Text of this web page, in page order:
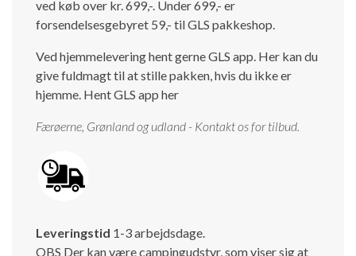
ved køb over kr. 699,-. Under 699,- er
forsendelsesgebyret 59,- til GLS pakkeshop.
Ved hjemmelevering hent gerne GLS app. Her kan du
give fuldmagt til at stille pakken, hvis du ikke er
hjemme. Hent GLS app her
Færøerne, Grønland og udland - Kontakt os for tilbud.
Leveringstid 1-3 arbejdsdage.
OBS Der kan være campingudstyr, som viser sig at